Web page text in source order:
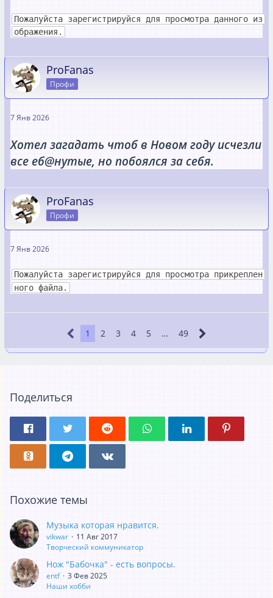
Пожалуйста зарегистрируйся для просмотра данного из
ображения.
ProFanas
Профи
7 Янв 2026
Хотел загадать чтоб в Новом году исчезли
все еб@нутые, но побоялся за себя.
ProFanas
Профи
7 Янв 2026
Пожалуйста зарегистрируйся для просмотра прикреплен
ного файла.
1 2 3 4 5 … 49
Поделиться
Похожие темы
Музыка которая нравится.
vikwar
11 Авг 2017
Творческий коммуникатор
Нож "Бабочка" - есть вопросы.
entf
3 Фев 2025
Наши хобби